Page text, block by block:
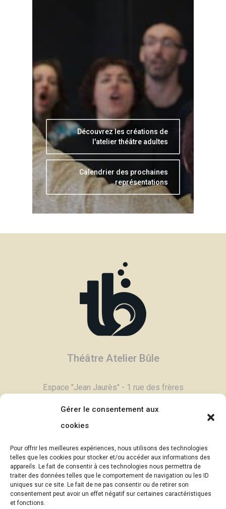
Gérer le consentement aux
cookies
Pour offrir les meilleures expériences, nous utilisons des technologies
telles que les cookies pour stocker et/ou accéder aux informations des
appareils. Le fait de consentir à ces technologies nous permettra de
traiter des données telles que le comportement de navigation ou les ID
uniques sur ce site. Le fait de ne pas consentir ou de retirer son
consentement peut avoir un effet négatif sur certaines caractéristiques
et fonctions.
Découvrez les créations de
l'atelier théâtre adultes
Calendrier des prochaines
représentations
Théâtre Atelier Bûle
Espace "Jean Jaurès" - 1 rue des frères
Email :contact@theatrebule.fr
InfosBûle, lettre d'informations >